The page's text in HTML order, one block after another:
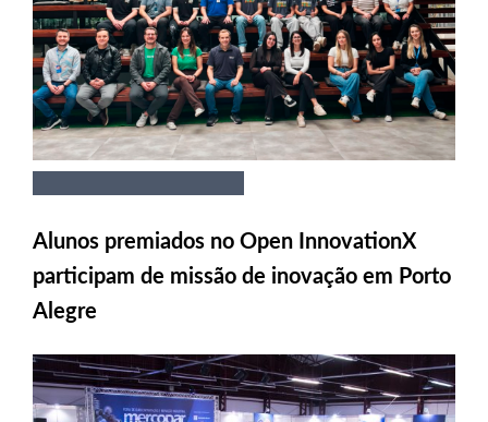
Alunos premiados no Open InnovationX
participam de missão de inovação em Porto
Alegre